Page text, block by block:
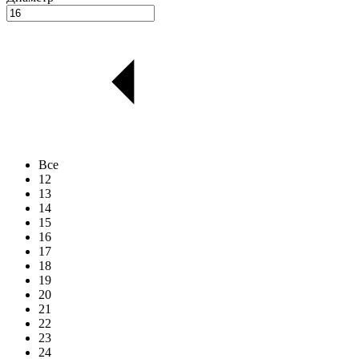
Все
12
13
14
15
16
17
18
19
20
21
22
23
24